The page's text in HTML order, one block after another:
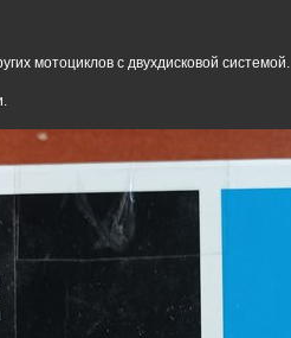
мотоциклов с двухдисковой системой.